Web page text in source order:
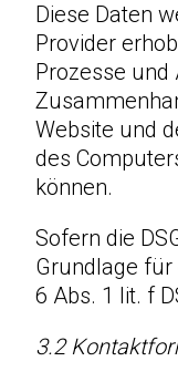
Diese Daten
Provider
Prozesse und
Website und
des
können.
Sofern die
Grundlage für
6 Abs. 1 lit. f
3.2